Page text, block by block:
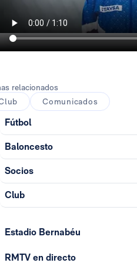
relacionados
Comunicados
Fútbol
Baloncesto
Socios
Club
Estadio Bernabéu
RMTV en directo